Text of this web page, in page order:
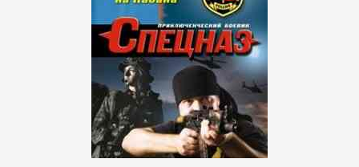
Автомобили
Воспитание